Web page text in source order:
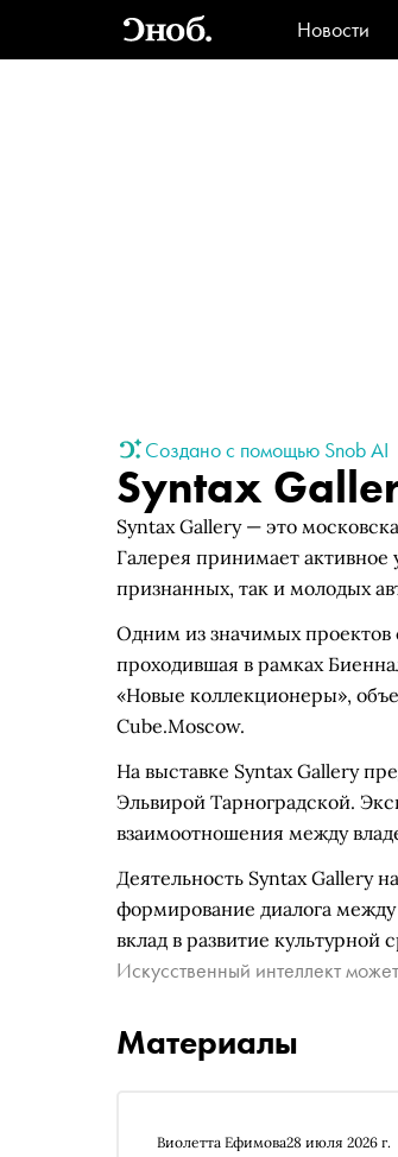
Новости
Создано с помощью Snob AI
Syntax
Syntax Gallery — это
Галерея принимает активное
признанных, так и молодых
Одним из значимых проектов
проходившая в рамках
«Новые коллекционеры»,
Cube.Moscow.
На выставке Syntax Gallery
Эльвирой Тарноградской.
взаимоотношения между
Деятельность Syntax Gallery
формирование диалога
вклад в развитие культурной
Искусственный интеллект
Материалы
Виолетта Ефимова28 июля 2026 г.